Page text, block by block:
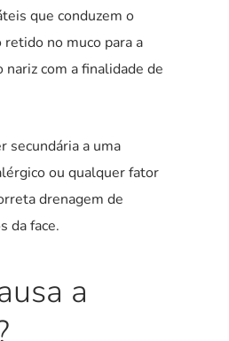
que conduzem o
no muco para a
com a finalidade de
secundária a uma
ou qualquer fator
drenagem de
da face.
a